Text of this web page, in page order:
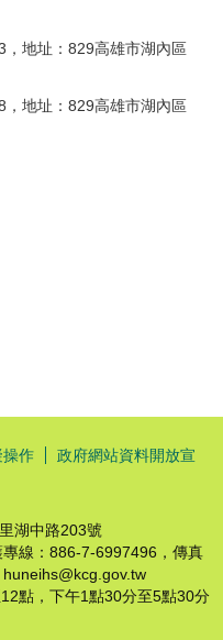
地址：829高雄市湖內區
地址：829高雄市湖內區
操作
政府網站資料開放宣
湖中路203號
線：886-7-6997496，傳真
點，下午1點30分至5點30分